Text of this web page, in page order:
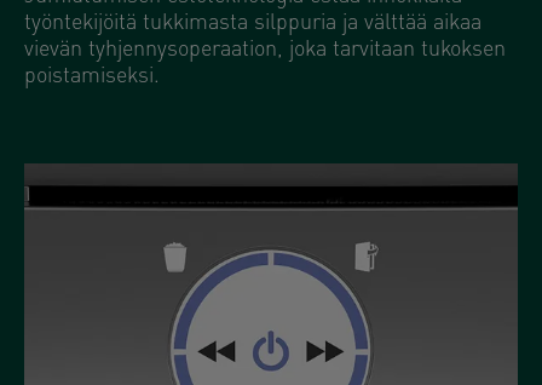
työntekijöitä tukkimasta silppuria ja välttää aikaa
vievän tyhjennysoperaation, joka tarvitaan tukoksen
poistamiseksi.